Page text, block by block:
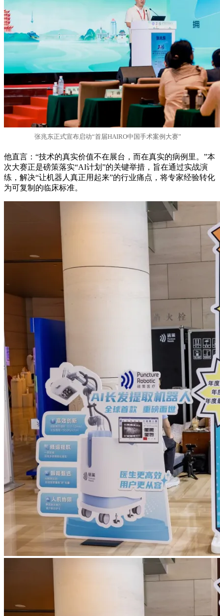
张兆东正式宣布启动“首届HAIRO中国手术案例大赛”
他直言：“技术的真实价值不在展台，而在真实的病例里。”本
次大赛正是磅策落实“AI计划”的关键举措，旨在通过实战演
练，解决“让机器人真正用起来”的行业痛点，将专家经验转化
为可复制的临床标准。